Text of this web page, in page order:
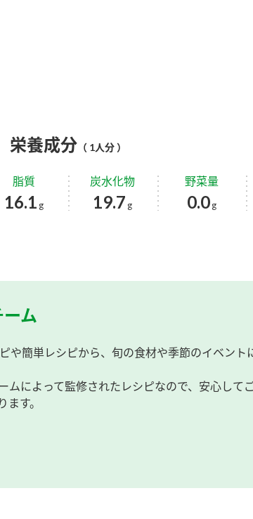
栄養成分 （ 1人分 ）
脂質
16.1 g
炭水化物
19.7 g
野菜量
0.0g
ム
や簡単レシピから、旬の食材や季節のイベン
ムによって監修されたレシピなので、安心して
す。